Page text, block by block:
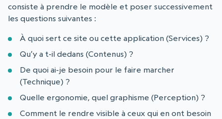
consiste à prendre le modèle et poser successivement
les questions suivantes :
À quoi sert ce site ou cette application (Services) ?
Qu’y a t-il dedans (Contenus) ?
De quoi ai-je besoin pour le faire marcher
(Technique) ?
Quelle ergonomie, quel graphisme (Perception) ?
Comment le rendre visible à ceux qui en ont besoin